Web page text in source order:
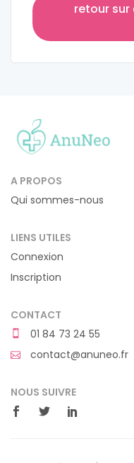
retour sur
A PROPOS
Qui sommes-nous
LIENS UTILES
Connexion
Inscription
CONTACT
01 84 73 24 55
contact@anuneo.fr
NOUS SUIVRE